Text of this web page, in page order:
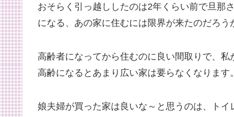
おそらく引っ越ししたのは2年くらい前で旦那
になる、あの家に住むには限界が来たのだろう
高齢者になってから住むのに良い間取りで、
高齢になるとあまり広い家は要らなくなります。
娘夫婦が買った家は良いな～と思うのは、ト